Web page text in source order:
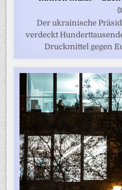
Der ukrainische
verdeckt
Druckmittel gegen